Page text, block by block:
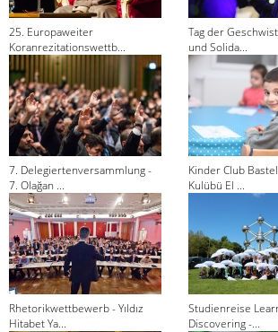
25. Europaweiter
Koranrezitationswettb...
Tag der
und Solida...
7. Delegiertenversammlung -
7. Olağan ...
Kinder Club
Kulübü El ...
Rhetorikwettbewerb - Yıldız
Hitabet Ya...
Studienreise
Discovering -...